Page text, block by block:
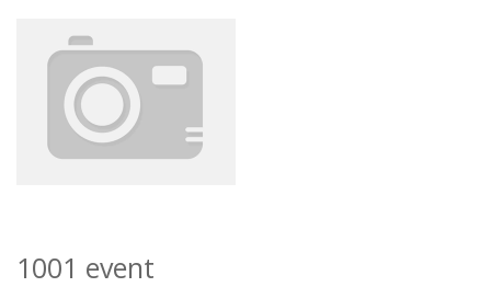
1001 event